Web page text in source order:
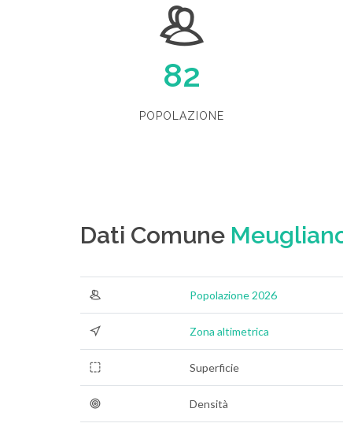
82
POPOLAZIONE
Dati Comune
Popolazione 2026
Zona altimetrica
Superficie
Densità